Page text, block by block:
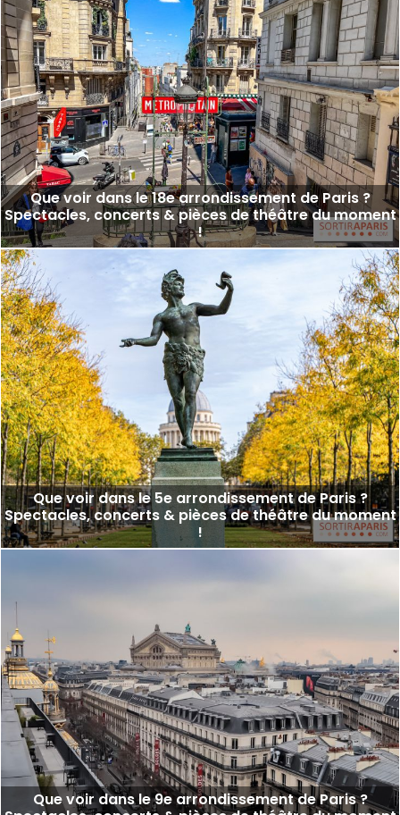
Que voir dans le 18e arrondissement de Paris ?
Spectacles, concerts & pièces de théâtre du moment
!
Que voir dans le 5e arrondissement de Paris ?
Spectacles, concerts & pièces de théâtre du moment
!
Que voir dans le 9e arrondissement de Paris ?